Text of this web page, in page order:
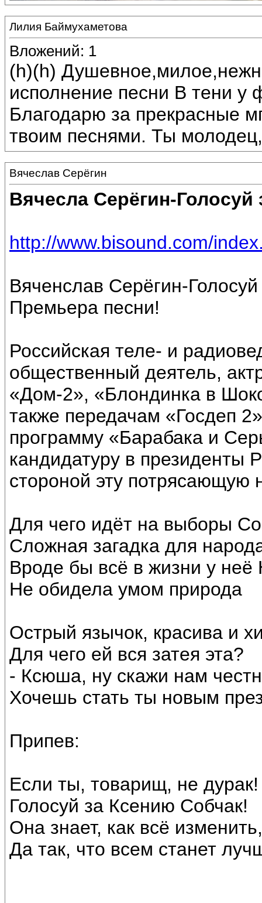
Лилия Баймухаметова
Вложений: 1
(h)(h)
исполнение песни В тени
Благодарю за прекрасные
твоим песнями. Ты
Вячеслав Серёгин
Вячесла Серёгин-
http://www.bisound.com/
Вяченслав Серёгин-
Премьера песни!
Российская теле- и
общественный деятель,
«Дом-2», «Блондинка в
также передачам «Госдеп
программу «Барабака и
кандидатуру в президенты
стороной эту потрясающую
Для чего идёт на выборы
Сложная загадка для
Вроде бы всё в жизни у
Не обидела умом природа
Острый язычок, красива и
Для чего ей вся затея эта?
- Ксюша, ну скажи нам
Хочешь стать ты новым
Припев:
Если ты, товарищ, не дурак!
Голосуй за Ксению Собчак!
Она знает, как всё изменить,
Да так, что всем станет